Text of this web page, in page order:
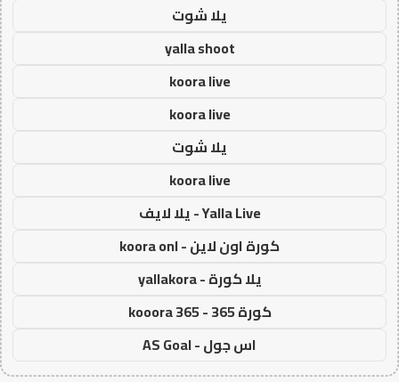
يلا شوت
yalla shoot
koora live
koora live
يلا شوت
koora live
Yalla Live - يلا لايف
كورة اون لاين - koora onl
يلا كورة - yallakora
كورة 365 - kooora 365
اس جول - AS Goal